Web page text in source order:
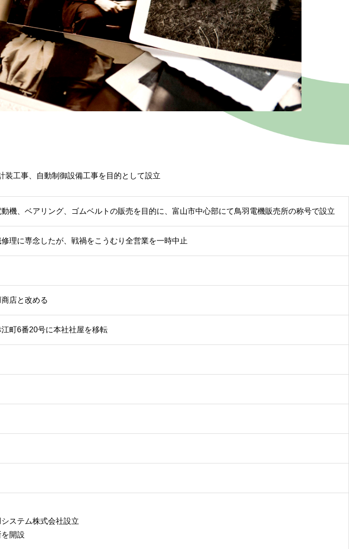
工事、自動制御設備工事を目的として設立
機、ベアリング、ゴムベルトの販売を目的に、富山市中心部にて鳥羽電機販売所の称号で設立
理に専念したが、戦禍をこうむり全営業を一時中止
店と改める
町6番20号に本社社屋を移転
ステム株式会社設立
開設